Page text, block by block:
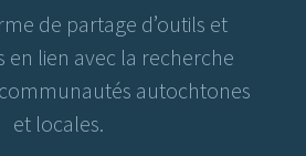
de partage d’outils et
en lien avec la recherche
autochtones
et locales.